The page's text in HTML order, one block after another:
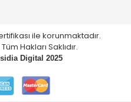
ile korunmaktadır.
Hakları Saklıdır.
Digital 2025